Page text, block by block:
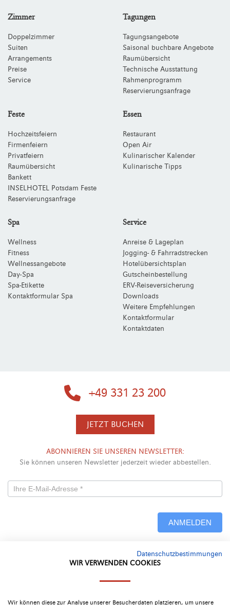
Zimmer
Doppelzimmer
Suiten
Arrangements
Preise
Service
Tagungen
Tagungsangebote
Saisonal buchbare Angebote
Raumübersicht
Technische Ausstattung
Rahmenprogramm
Reservierungsanfrage
Feste
Hochzeitsfeiern
Firmenfeiern
Privatfeiern
Raumübersicht
Bankett
INSELHOTEL Potsdam Feste
Reservierungsanfrage
Essen
Restaurant
Open Air
Kulinarischer Kalender
Kulinarische Tipps
Spa
Wellness
Fitness
Wellnessangebote
Day-Spa
Spa-Etikette
Kontaktformular Spa
Service
Anreise & Lageplan
Jogging- & Fahrradstrecken
Hotelübersichtsplan
Gutscheinbestellung
ERV-Reiseversicherung
Downloads
Weitere Empfehlungen
Kontaktformular
Kontaktdaten
+49 331 23 200
JETZT BUCHEN
ABONNIEREN SIE UNSEREN NEWSLETTER:
Sie können unseren Newsletter jederzeit wieder abbestellen.
Newsletterformular
ANMELDEN
Datenschutzbestimmungen
WIR VERWENDEN COOKIES
Wir können diese zur Analyse unserer Besucherdaten platzieren, um unsere